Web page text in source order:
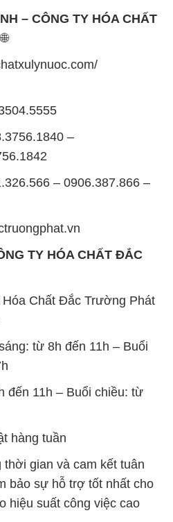
bảo sự hỗ trợ tốt nhất cho
hiệu suất công việc cao
TY HÓA CHẤT ĐẮC
lộ 1A, Phường Bình Trị
Sài Gòn TP. Hồ Chí